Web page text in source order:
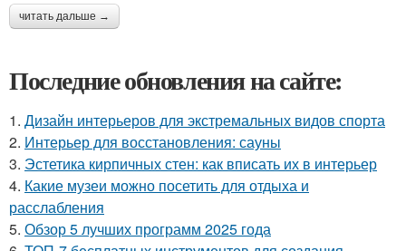
читать дальше →
Последние обновления на сайте:
1. Дизайн интерьеров для экстремальных видов спорта
2. Интерьер для восстановления: сауны
3. Эстетика кирпичных стен: как вписать их в интерьер
4. Какие музеи можно посетить для отдыха и
расслабления
5. Обзор 5 лучших программ 2025 года